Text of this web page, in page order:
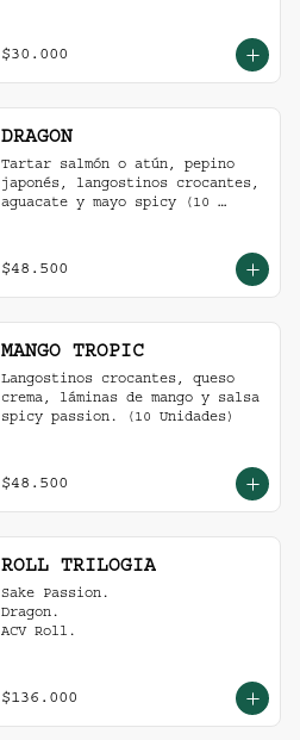
$30.000
DRAGON
Tartar salmón o atún, pepino
japonés, langostinos crocantes,
aguacate y mayo spicy (10
$48.500
MANGO TROPIC
Langostinos crocantes, queso
crema, láminas de mango y salsa
spicy passion. (10 Unidades)
$48.500
ROLL TRILOGIA
Sake Passion.
Dragon.
ACV Roll.
$136.000